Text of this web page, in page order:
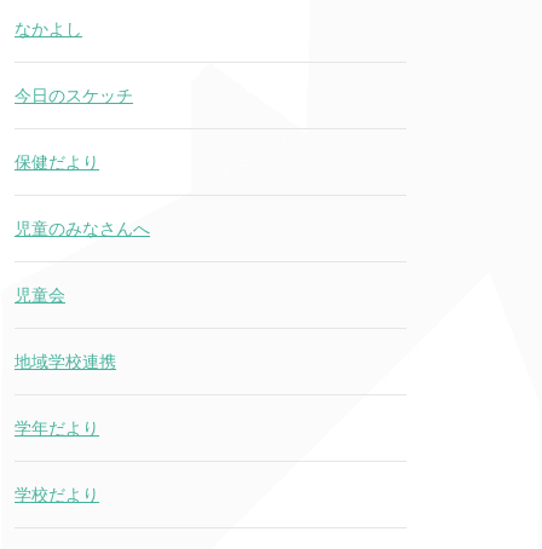
なかよし
今日のスケッチ
保健だより
児童のみなさんへ
児童会
地域学校連携
学年だより
学校だより